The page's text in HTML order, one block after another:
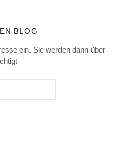
BLOG
ein. Sie werden dann über